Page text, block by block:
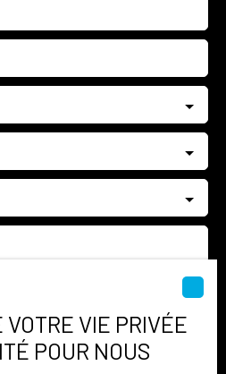
VIE PRIVÉE
POUR NOUS